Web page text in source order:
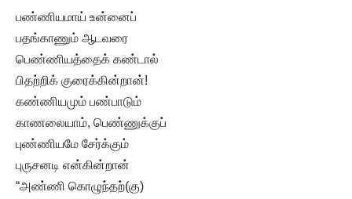
பண்ணியமாய் உன்னைப்
பதங்காணும் ஆடவரை
பெண்ணியத்தைக் கண்டால்
பிதற்றிக் குரைக்கின்றான்!
கண்ணியமும் பண்பாடும்
காணலையாம், பெண்ணுக்குப்
புண்ணியமே சேர்க்கும்
புருசனடி என்கின்றான்
“அண்ணி கொழுந்தற்(கு)